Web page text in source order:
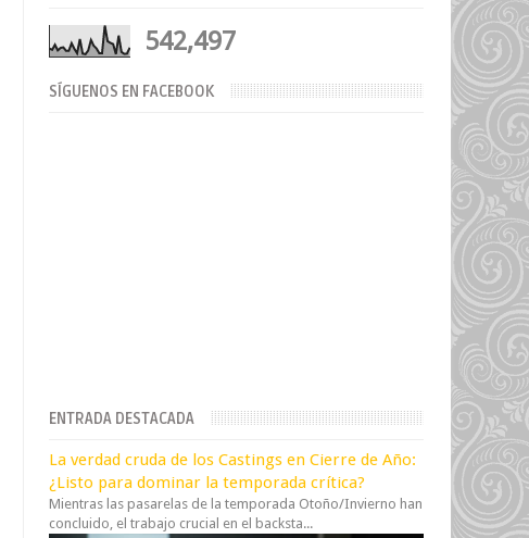
542,497
SÍGUENOS EN FACEBOOK
ENTRADA DESTACADA
La verdad cruda de los Castings en Cierre de Año:
¿Listo para dominar la temporada crítica?
Mientras las pasarelas de la temporada Otoño/Invierno han
concluido, el trabajo crucial en el backsta...